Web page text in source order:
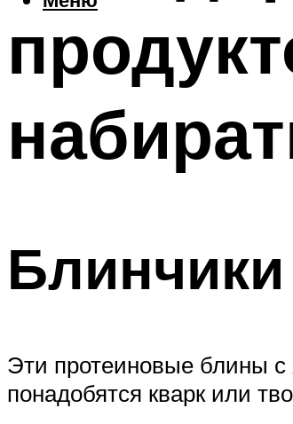
Эти протеиновые блины с
понадобятся кварк или